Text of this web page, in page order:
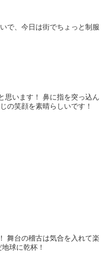
で、今日は街でちょっと制服
思います！ 鼻に指を突っ込ん
の笑顔を素晴らしいです！
舞台の稽古は気合を入れて楽
球に乾杯！